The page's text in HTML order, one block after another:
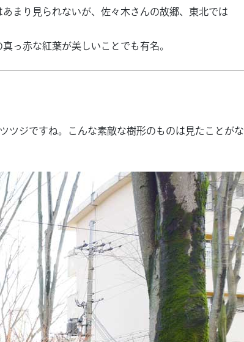
まり見られないが、佐々木さんの故郷、東北では
っ赤な紅葉が美しいことでも有名。
ツジですね。こんな素敵な樹形のものは見たことがな